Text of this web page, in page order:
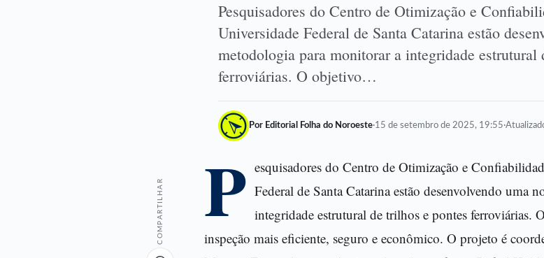
Pesquisadores do Centro de Otimização e
Universidade Federal de Santa Catarina estão
metodologia para monitorar a integridade estrutural
ferroviárias. O objetivo…
Por Editorial Folha do Noroeste·15 de setembro de 2025, 19:55·
COMPARTILHAR P esquisadores do Centro de Otimização e
Federal de Santa Catarina estão desenvolvendo uma
integridade estrutural de trilhos e pontes ferroviárias.
inspeção mais eficiente, seguro e econômico. O projeto é